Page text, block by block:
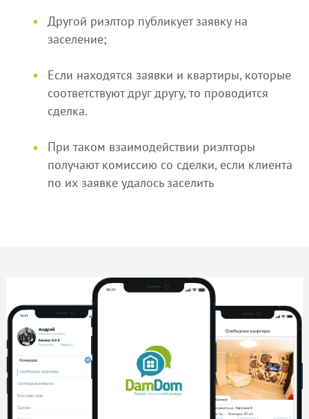
Другой риэлтор публикует заявку на
заселение;
Если находятся заявки и квартиры, которые
соответствуют друг другу, то проводится
сделка.
При таком взаимодействии риэлторы
получают комиссию со сделки, если клиента
по их заявке удалось заселить